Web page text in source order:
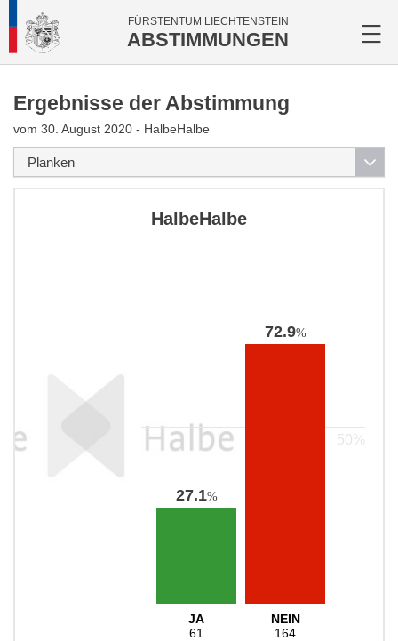
FÜRSTENTUM LIECHTENSTEIN
ABSTIMMUNGEN
Ergebnisse der Abstimmung
vom 30. August 2020 - HalbeHalbe
HalbeHalbe
27.1%
JA
61
72.9%
NEIN
164